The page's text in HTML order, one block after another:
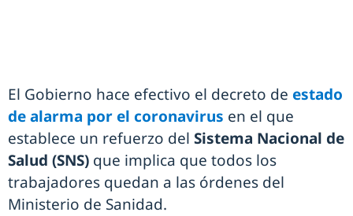
El Gobierno hace efectivo el decreto de estado
de alarma por el coronavirus en el que
establece un refuerzo del Sistema Nacional de
Salud (SNS) que implica que todos los
trabajadores quedan a las órdenes del
Ministerio de Sanidad.